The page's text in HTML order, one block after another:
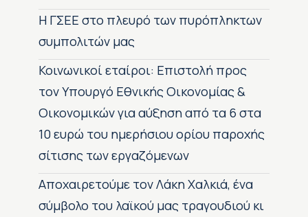
H ΓΣΕΕ στο πλευρό των πυρόπληκτων
συμπολιτών μας
Κοινωνικοί εταίροι: Επιστολή προς
τον Υπουργό Εθνικής Οικονομίας &
Οικονομικών για αύξηση από τα 6 στα
10 ευρώ του ημερήσιου ορίου παροχής
σίτισης των εργαζόμενων
Αποχαιρετούμε τον Λάκη Χαλκιά, ένα
σύμβολο του λαϊκού μας τραγουδιού κι